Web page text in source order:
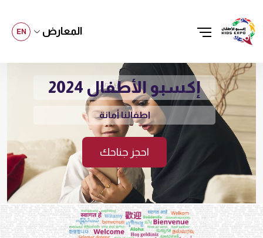
المعارض EN
إكسبو الأطفال 2024
اطفالنا أمانة
احجز جناحك